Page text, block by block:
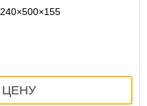
240×500×155